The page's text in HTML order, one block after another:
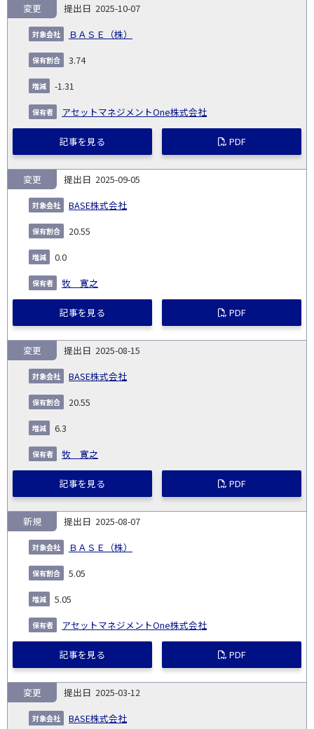
2025-10-07
ＢＡＳＥ（株）
変更
3.74
-1.31
アセットマネジメントOne株式会社
記事を見る PDF
2025-09-05
BASE株式会社
変更
20.55
0.0
牧 寛之
記事を見る PDF
2025-08-15
BASE株式会社
変更
20.55
6.3
牧 寛之
記事を見る PDF
2025-08-07
ＢＡＳＥ（株）
新規
5.05
5.05
アセットマネジメントOne株式会社
記事を見る PDF
2025-03-12
BASE株式会社
変更